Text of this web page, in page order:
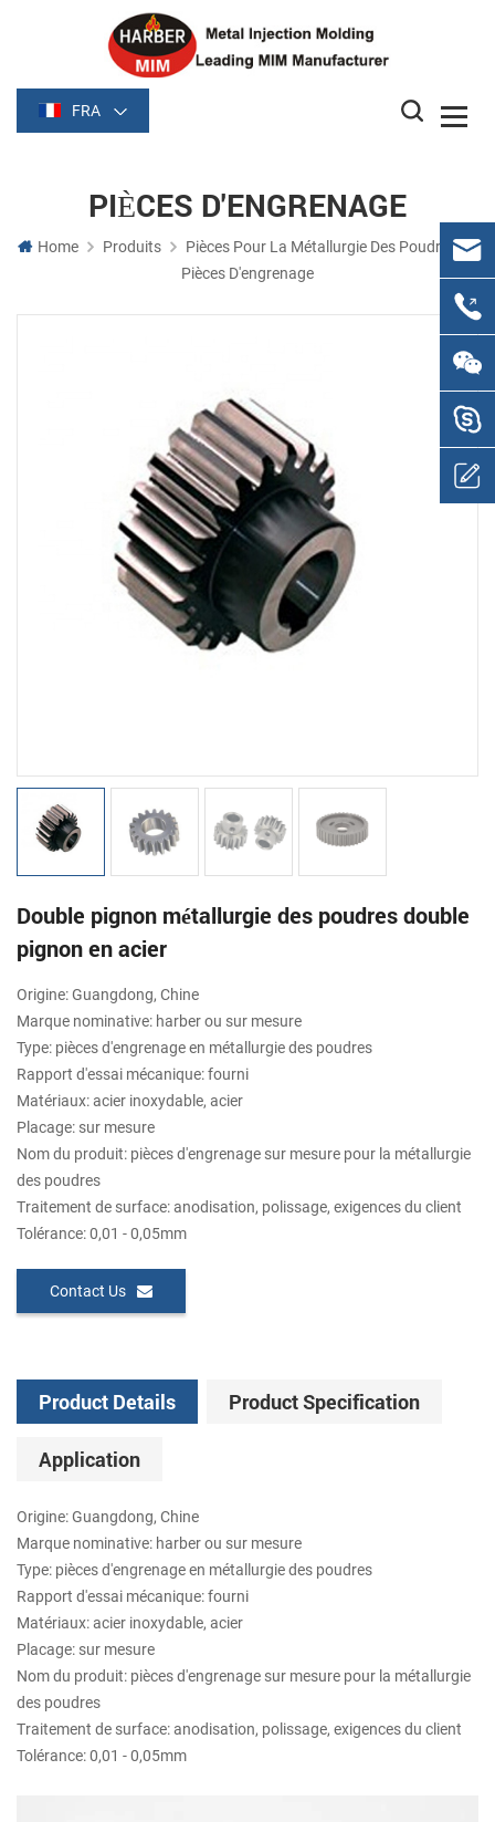
FRA
PIÈCES D'ENGRENAGE
Home Produits
Pièces Pour La Métallurgie Des Poudres
Pièces D'engrenage
Double pignon métallurgie des poudres double
pignon en acier
Origine: Guangdong, Chine
Marque nominative: harber ou sur mesure
Type: pièces d'engrenage en métallurgie des poudres
Rapport d'essai mécanique: fourni
Matériaux: acier inoxydable, acier
Placage: sur mesure
Nom du produit: pièces d'engrenage sur mesure pour la métallurgie
des poudres
Traitement de surface: anodisation, polissage, exigences du client
Tolérance: 0,01 - 0,05mm
Contact Us
Product Details Product Specification
Application
Origine: Guangdong, Chine
Marque nominative: harber ou sur mesure
Type: pièces d'engrenage en métallurgie des poudres
Rapport d'essai mécanique: fourni
Matériaux: acier inoxydable, acier
Placage: sur mesure
Nom du produit: pièces d'engrenage sur mesure pour la métallurgie
des poudres
Traitement de surface: anodisation, polissage, exigences du client
Tolérance: 0,01 - 0,05mm